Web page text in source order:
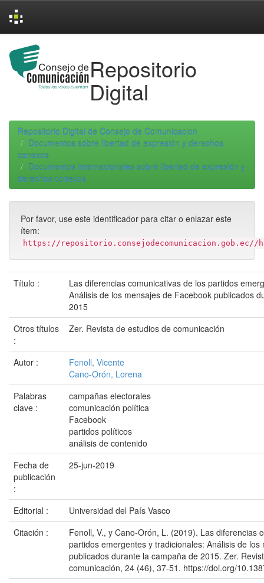
navigation
Repositorio
Digital
Repositorio Digital de Consejo de Comunicacion
Documentos sobre libertad de expresión y derechos
conexos
Documentos internacionales sobre libertad de expresión y
derechos conexos
Por favor, use este identificador para citar o enlazar este
ítem:
https://repositorio.consejodecomunicacion.gob.ec//
Título :
Las diferencias comunicativas de los partidos
Análisis de los mensajes de Facebook publicados
2015
Otros títulos
:
Zer. Revista de estudios de comunicación
Autor :
Fenoll, Vicente
Cano-Orón, Lorena
Palabras
clave :
campañas electorales
comunicación política
Facebook
partidos políticos
análisis de contenido
Fecha de
publicación
:
25-jun-2019
Editorial :
Universidad del País Vasco
Citación :
Fenoll, V., y Cano-Orón, L. (2019). Las diferencias
partidos emergentes y tradicionales: Análisis de
publicados durante la campaña de 2015. Zer.
comunicación, 24 (46), 37-51. https://doi.org/